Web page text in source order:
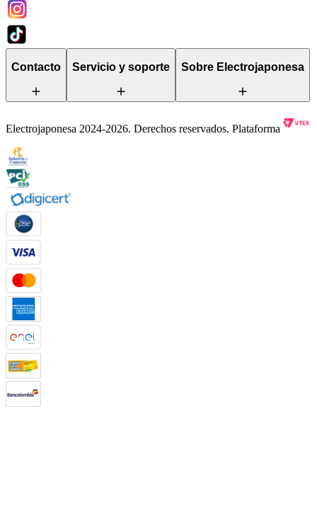
Contacto Servicio y soporte Sobre Electrojaponesa
Electrojaponesa 2024-2026. Derechos reservados. Plataforma